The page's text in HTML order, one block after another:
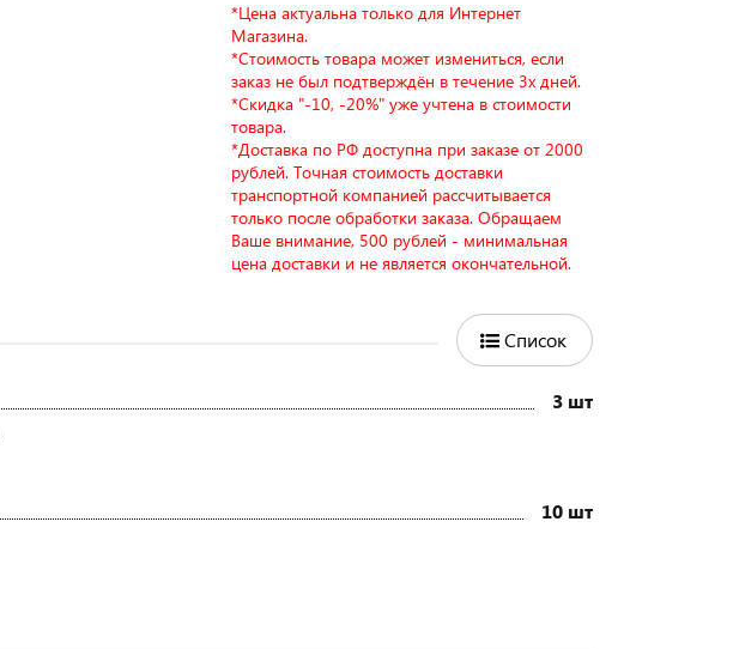
*Цена актуальна только для Интернет
Магазина.
*Стоимость товара может измениться, если
заказ не был подтверждён в течение 3х дней.
*Скидка "-10, -20%" уже учтена в стоимости
товара.
*Доставка по РФ доступна при заказе от 2000
рублей. Точная стоимость доставки
транспортной компанией рассчитывается
только после обработки заказа. Обращаем
Ваше внимание, 500 рублей - минимальная
цена доставки и не является окончательной.
Список
3 шт
10 шт